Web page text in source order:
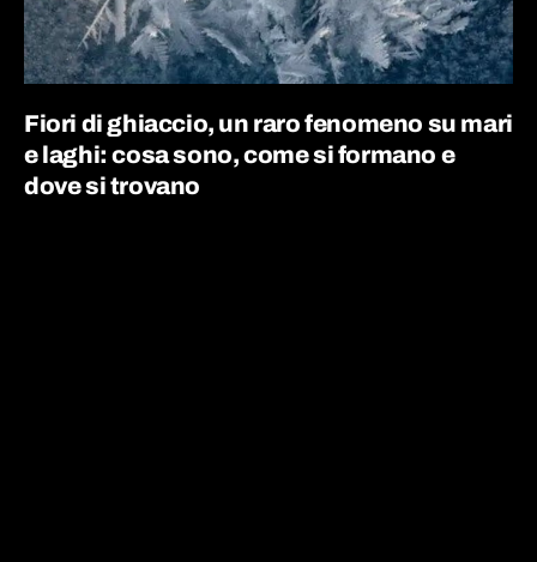
Fiori di ghiaccio, un raro fenomeno su mari
e laghi: cosa sono, come si formano e
dove si trovano